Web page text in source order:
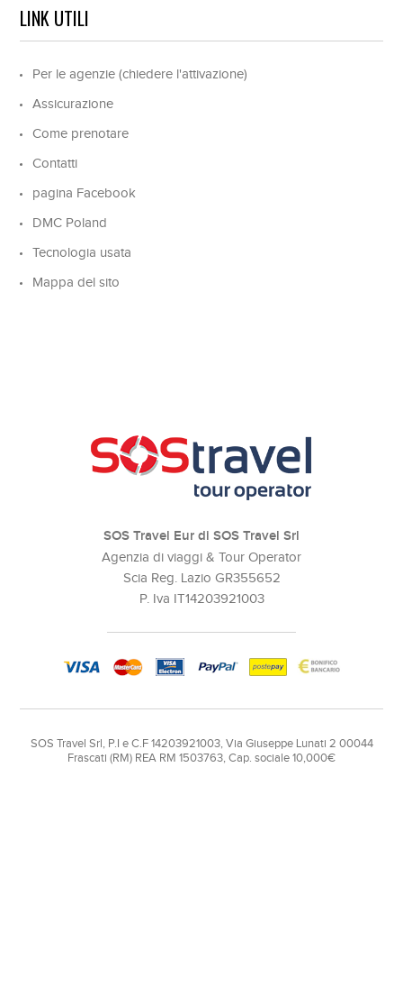
LINK UTILI
Per le agenzie (chiedere l'attivazione)
Assicurazione
Come prenotare
Contatti
pagina Facebook
DMC Poland
Tecnologia usata
Mappa del sito
SOS Travel Eur di SOS Travel Srl
Agenzia di viaggi & Tour Operator
Scia Reg. Lazio GR355652
P. Iva IT14203921003
SOS Travel Srl, P.I e C.F 14203921003, Via Giuseppe Lunati 2 00044
Frascati (RM) REA RM 1503763, Cap. sociale 10,000€